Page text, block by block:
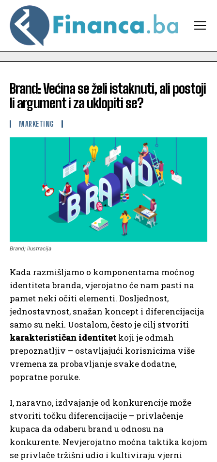
Brand: Većina se želi istaknuti, ali postoji
li argument i za uklopiti se?
MARKETING
Brand; ilustracija
Kada razmišljamo o komponentama moćnog
identiteta branda, vjerojatno će nam pasti na
pamet neki očiti elementi. Dosljednost,
jednostavnost, snažan koncept i diferencijacija
samo su neki. Uostalom, često je cilj stvoriti
karakterističan identitet koji je odmah
prepoznatljiv – ostavljajući korisnicima više
vremena za probavljanje svake dodatne,
popratne poruke.
I, naravno, izdvajanje od konkurencije može
stvoriti točku diferencijacije – privlačenje
kupaca da odaberu brand u odnosu na
konkurente. Nevjerojatno moćna taktika kojom
se privlače tržišni udio i kultiviraju vjerni